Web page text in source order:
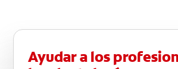
Ayudar a los